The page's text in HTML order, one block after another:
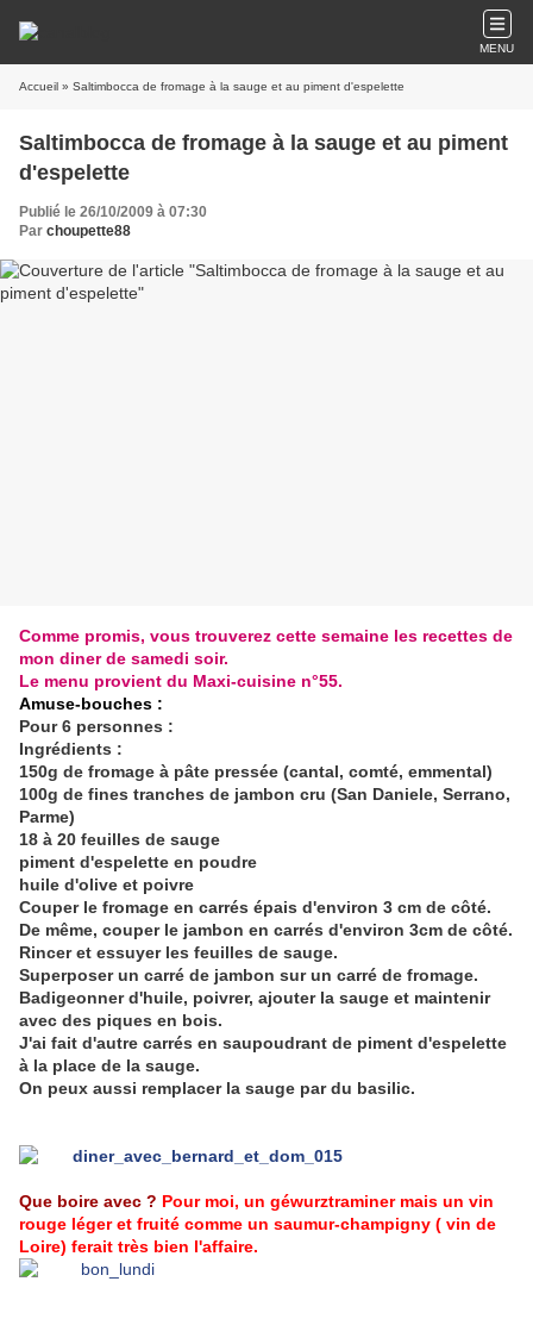
MENU
Accueil » Saltimbocca de fromage à la sauge et au piment d'espelette
Saltimbocca de fromage à la sauge et au piment
d'espelette
Publié le 26/10/2009 à 07:30
Par choupette88
Comme promis, vous trouverez cette semaine les recettes de
mon diner de samedi soir.
Le menu provient du Maxi-cuisine n°55.
Amuse-bouches :
Pour 6 personnes :
Ingrédients :
150g de fromage à pâte pressée (cantal, comté, emmental)
100g de fines tranches de jambon cru (San Daniele, Serrano,
Parme)
18 à 20 feuilles de sauge
piment d'espelette en poudre
huile d'olive et poivre
Couper le fromage en carrés épais d'environ 3 cm de côté.
De même, couper le jambon en carrés d'environ 3cm de côté.
Rincer et essuyer les feuilles de sauge.
Superposer un carré de jambon sur un carré de fromage.
Badigeonner d'huile, poivrer, ajouter la sauge et maintenir
avec des piques en bois.
J'ai fait d'autre carrés en saupoudrant de piment d'espelette
à la place de la sauge.
On peux aussi remplacer la sauge par du basilic.
Que boire avec ? Pour moi, un géwurztraminer mais un vin
rouge léger et fruité comme un saumur-champigny ( vin de
Loire) ferait très bien l'affaire.